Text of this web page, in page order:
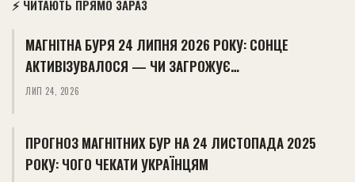
⚡ ЧИТАЮТЬ ПРЯМО ЗАРАЗ
МАГНІТНА БУРЯ 24 ЛИПНЯ 2026 РОКУ: СОНЦЕ
АКТИВІЗУВАЛОСЯ — ЧИ ЗАГРОЖУЄ…
ЛИП 24, 2026
ПРОГНОЗ МАГНІТНИХ БУР НА 24 ЛИСТОПАДА 2025
РОКУ: ЧОГО ЧЕКАТИ УКРАЇНЦЯМ